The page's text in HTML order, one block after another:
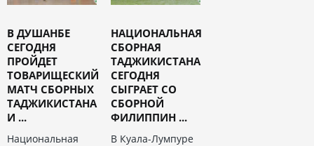
В ДУШАНБЕ
СЕГОДНЯ
ПРОЙДЕТ
ТОВАРИЩЕСКИЙ
МАТЧ СБОРНЫХ
ТАДЖИКИСТАНА
И ...
Национальная
НАЦИОНАЛЬНАЯ
СБОРНАЯ
ТАДЖИКИСТАНА
СЕГОДНЯ
СЫГРАЕТ СО
СБОРНОЙ
ФИЛИППИН ...
В Куала-Лумпуре